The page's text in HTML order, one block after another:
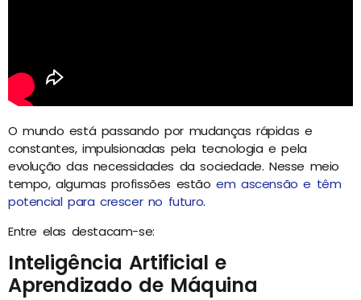
O mundo está passando por mudanças rápidas e
constantes, impulsionadas pela tecnologia e pela
evolução das necessidades da sociedade. Nesse meio
tempo, algumas profissões estãoem ascensão e têm
potencial para crescer no futuro.
Entre elas destacam-se:
Inteligência Artificial e
Aprendizado de Máquina